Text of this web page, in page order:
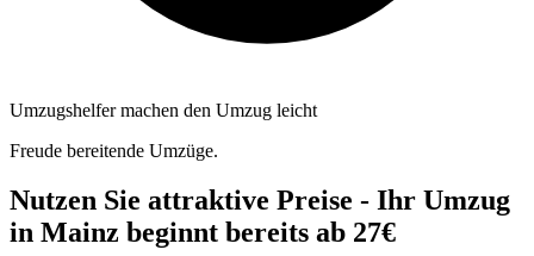
Umzugshelfer machen den Umzug leicht
Freude bereitende Umzüge.
Nutzen Sie attraktive Preise - Ihr Umzug
in Mainz beginnt bereits ab 27€